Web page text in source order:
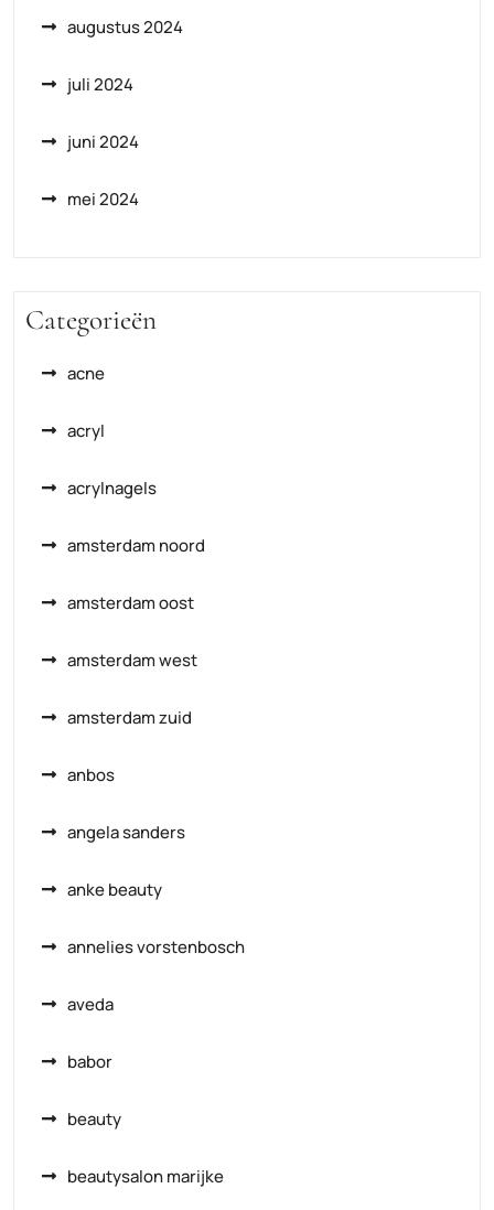
augustus 2024
juli 2024
juni 2024
mei 2024
Categorieën
acne
acryl
acrylnagels
amsterdam noord
amsterdam oost
amsterdam west
amsterdam zuid
anbos
angela sanders
anke beauty
annelies vorstenbosch
aveda
babor
beauty
beautysalon marijke